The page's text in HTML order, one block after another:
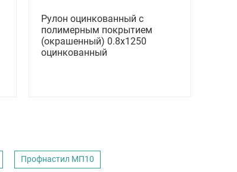
Рулон оцинкованный с
полимерным покрытием
(окрашенный) 0.8x1250
оцинкованный
Профнастил МП10